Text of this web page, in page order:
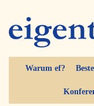
Warum ef?